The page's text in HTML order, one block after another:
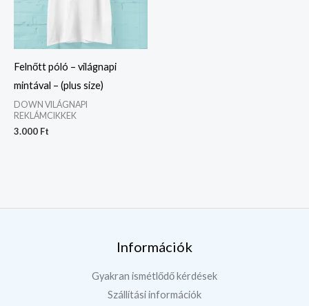
Felnőtt póló – világnapi
mintával – (plus size)
DOWN VILÁGNAPI
REKLÁMCIKKEK
3.000 Ft
Információk
Gyakran ismétlődő kérdések
Szállítási információk